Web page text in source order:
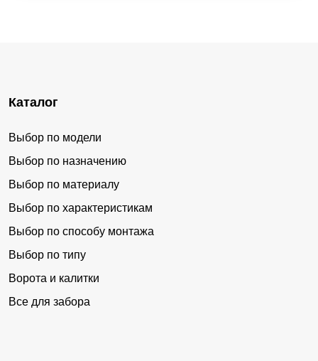
Каталог
Выбор по модели
Выбор по назначению
Выбор по материалу
Выбор по характеристикам
Выбор по способу монтажа
Выбор по типу
Ворота и калитки
Все для забора